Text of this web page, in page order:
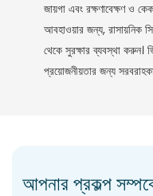
জায়গা এবং রক্ষণাবেক্ষণ ও
আবহাওয়ার জন্য, রাসায়নিক
থেকে সুরক্ষার ব্যবস্থা করুন।
প্রয়োজনীয়তার জন্য
আপনার প্রকল্প